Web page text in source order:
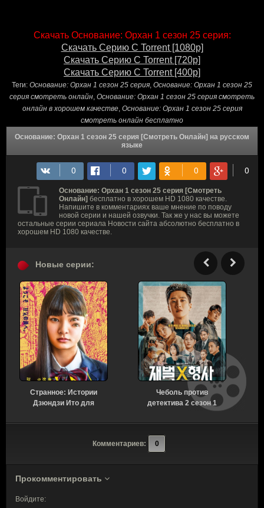
Скачать Основание: Орхан 1 сезон 25 серия:
Скачать Серию С Torrent [1080p]
Скачать Серию С Torrent [720p]
Скачать Серию С Torrent [400p]
Теги: Основание: Орхан 1 сезон 25 серия Основание: Орхан 1 сезон 25
серия смотреть онлайн Основание: Орхан 1 сезон 25 серия смотреть
онлайн в хорошем качестве, Основание: Орхан 1 сезон 25 серия
смотреть онлайн бесплатно
Основание: Орхан 1 сезон 25 серия [Смотреть Онлайн] на русском
языке
Основание: Орхан 1 сезон 25 серия [Смотреть
Онлайн] бесплатно в хорошем HD 1080 качестве.
Напишите в комментариях ваше мнение по поводу
новой серии и нашей озвучки. Так же у нас вы можете
остальные серии сериала Новости сайта абсолютно бесплатно в
хорошем HD 1080 качестве.
Новые серии:
Странное: Истории
Дзюндзи Ито для
сезон 6 серия [Смотреть
Чеболь против
детектива 2 сезон 1
Онлайн]
Комментариев: 0
Прокомментировать
Войдите: